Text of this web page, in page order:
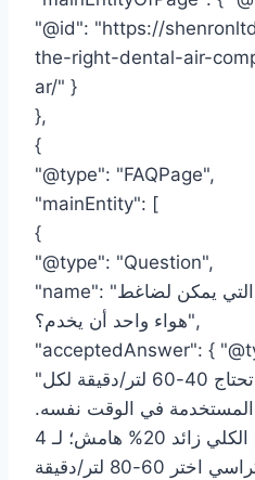
"@id": "https://
the-right-dental-air-
ar/" }
},
{
"@type": "FAQPage",
"mainEntity": [
{
"@type": "Question",
"name": "كم عدد كراسي الأسنان التي يمكن لضاغط
هواء واحد أن يخدم؟",
"acceptedAnswer": {
"معظم كراسي الأسنان تحتاج 40-60 لتر/دقيقة لكل
في الوقت نفسه.
حجم الضاغط للطلب الكلي زائد 20% هامش؛ لـ 4